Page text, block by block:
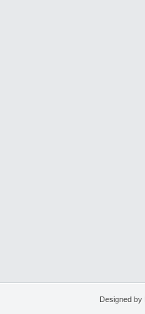
Designed by